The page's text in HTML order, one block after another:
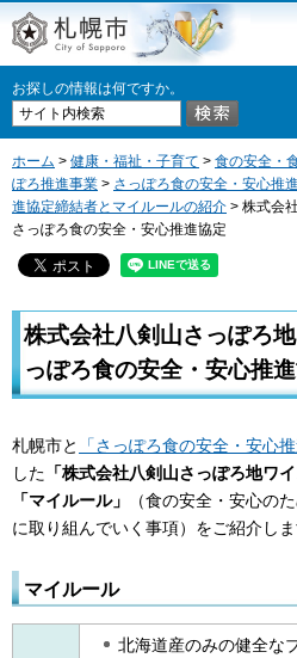
札幌市
お探しの情報は何ですか。
ホーム > 健康・福祉・子育て > 食の安全・
ぽろ推進事業 > さっぽろ食の安全・安心推
進協定締結者とマイルールの紹介 > 株式会
さっぽろ食の安全・安心推進協定
株式会社八剣山さっぽろ
っぽろ食の安全・安心推
札幌市と 「さっぽろ食の安全・安心推
した 「株式会社八剣山さっぽろ地ワイ
「マイルール」
（食の安全・安心の
に取り組んでいく事項）をご紹介しま
マイルール
北海道産のみの健全な